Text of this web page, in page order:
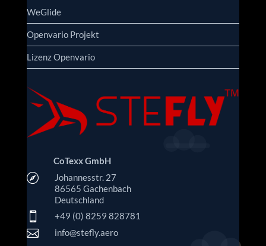
WeGlide
Openvario Projekt
Lizenz Openvario
CoTexx GmbH

Johannesstr. 27
86565 Gachenbach
Deutschland
 +49 (0) 8259 828781
 info@stefly.aero